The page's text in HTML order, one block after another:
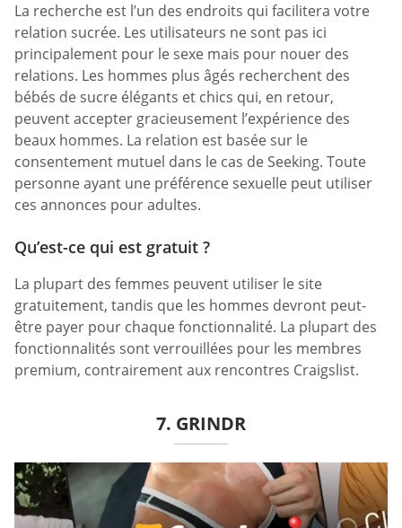
La recherche est l’un des endroits qui facilitera votre
relation sucrée. Les utilisateurs ne sont pas ici
principalement pour le sexe mais pour nouer des
relations. Les hommes plus âgés recherchent des
bébés de sucre élégants et chics qui, en retour,
peuvent accepter gracieusement l’expérience des
beaux hommes. La relation est basée sur le
consentement mutuel dans le cas de Seeking. Toute
personne ayant une préférence sexuelle peut utiliser
ces annonces pour adultes.
Qu’est-ce qui est gratuit ?
La plupart des femmes peuvent utiliser le site
gratuitement, tandis que les hommes devront peut-
être payer pour chaque fonctionnalité. La plupart des
fonctionnalités sont verrouillées pour les membres
premium, contrairement aux rencontres Craigslist.
7. GRINDR